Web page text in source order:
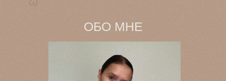
ОБО МНЕ